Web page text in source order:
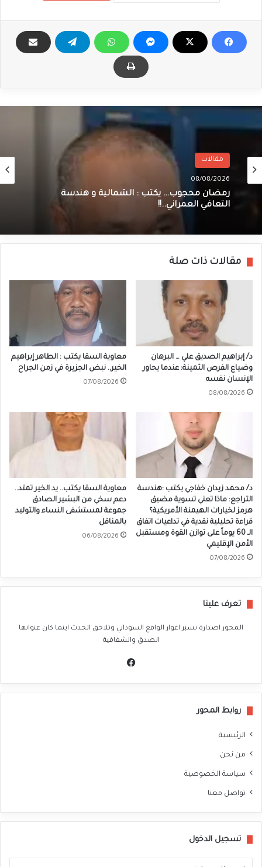
مقالات
08/08/2026
رمضان محجوب… يكتب : الشمالية و هندسة
التعافي العمراني..!!
مقالات ذات صلة
د/ إبراهيم الصديق علي … البرهان
وضياع الفرص الثمينة: عندما يحاور
الإنسان نفسه
08/08/2026
معاوية السقا يكتب : الطاهر إبراهيم
الخير.. نبض الجزيرة في زمن الجراح
07/08/2026
د/ محمد زيدان خفاجي يكتب :هندسة
التراجع: ماذا تعني تسوية مضيق
هرمز لخيارات الهيمنة الأمريكية؟
قراءة تحليلية نقدية في تداعيات اتفاق
الـ 60 يوماً على توازن القوة ومستقبل
الأمن الإقليمي
07/08/2026
معاوية السقا يكتب.. يد الخير تمتد..
دعم سخي من البشير الصادق
جموعة لمستشفى النساء والتوليد
بالمناقل
06/08/2026
تعرف علينا
المحور اصدارة تسبر اغوار الواقع السوداني وتلاحق الحدث اينما كان عنوانها
الصدق والشفافية
روابط المحور
الرئيسية
من نحن
سياسة الخصوصية
تواصل معنا
تسجيل الدخول